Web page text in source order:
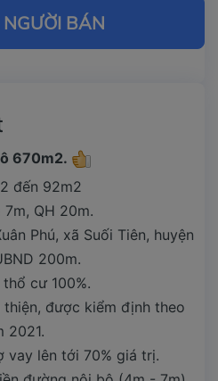
NGƯỜI BÁN
670m2.
đến 92m2
QH 20m.
Phú, xã Suối Tiên, huyện
200m.
cư 100%.
thiện, được kiểm định theo
2021.
vay lên tới 70% giá trị.